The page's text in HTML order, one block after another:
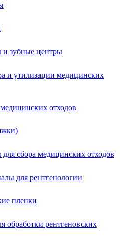
и зубные центры
и утилизации медицинских
отходов
сбора медицинских отходов
для рентгенологии
пленки
обработки рентгеновских